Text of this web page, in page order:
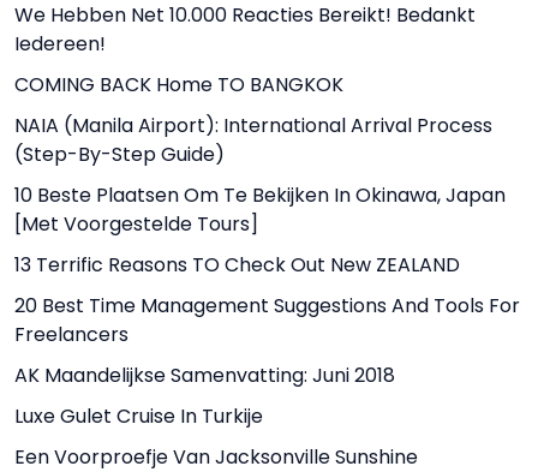
We Hebben Net 10.000 Reacties Bereikt! Bedankt
Iedereen!
COMING BACK Home TO BANGKOK
NAIA (Manila Airport): International Arrival Process
(Step-By-Step Guide)
10 Beste Plaatsen Om Te Bekijken In Okinawa, Japan
[met Voorgestelde Tours]
13 Terrific Reasons TO Check Out New ZEALAND
20 Best Time Management Suggestions And Tools For
Freelancers
AK Maandelijkse Samenvatting: Juni 2018
Luxe Gulet Cruise In Turkije
Een Voorproefje Van Jacksonville Sunshine